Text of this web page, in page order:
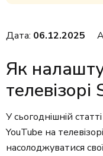
Дата: 06.12.2025
Як
телевізорі
У сьогоднішній
YouTube на
насолоджуватися